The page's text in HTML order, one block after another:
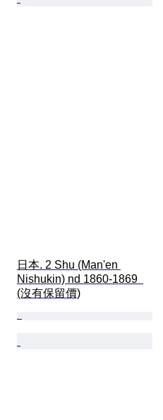
日本. 2 Shu (Man'en
Nishukin) nd 1860-1869
(沒有保留價)